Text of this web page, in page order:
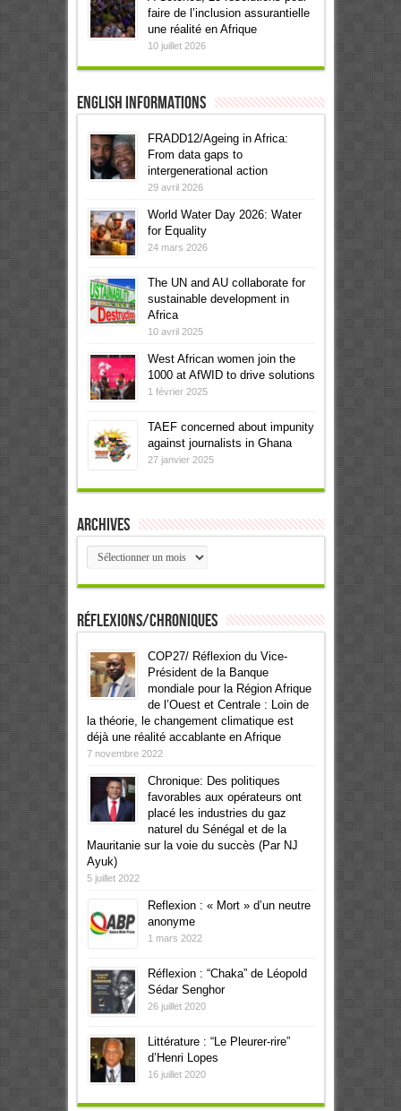
faire de l’inclusion assurantielle
une réalité en Afrique
10 juillet 2026
English informations
FRADD12/Ageing in Africa:
From data gaps to
intergenerational action
29 avril 2026
World Water Day 2026: Water
for Equality
24 mars 2026
The UN and AU collaborate for
sustainable development in
Africa
10 avril 2025
West African women join the
1000 at AfWID to drive solutions
1 février 2025
TAEF concerned about impunity
against journalists in Ghana
27 janvier 2025
Archives
Archives
Réflexions/Chroniques
COP27/ Réflexion du Vice-
Président de la Banque
mondiale pour la Région Afrique
de l’Ouest et Centrale : Loin de
la théorie, le changement climatique est
déjà une réalité accablante en Afrique
7 novembre 2022
Chronique: Des politiques
favorables aux opérateurs ont
placé les industries du gaz
naturel du Sénégal et de la
Mauritanie sur la voie du succès (Par NJ
Ayuk)
5 juillet 2022
Reflexion : « Mort » d’un neutre
anonyme
1 mars 2022
Réflexion : “Chaka” de Léopold
Sédar Senghor
26 juillet 2020
Littérature : “Le Pleurer-rire”
d’Henri Lopes
16 juillet 2020